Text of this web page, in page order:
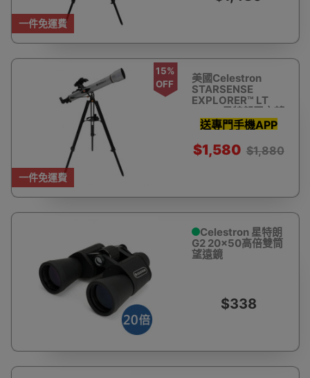
一件免運費
一件免運費
15%
OFF
美國Celestron
STARSENSE
EXPLORER™ LT
80AZ 星特朗天文望
遠鏡 (智能手機輔助
尋星)
送專門手機APP
你搵星星
$1,580 $1,880
Celestron 星特朗
G2 20x50高倍雙筒
望遠鏡
$338